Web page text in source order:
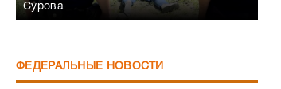
Сурова
ФЕДЕРАЛЬНЫЕ НОВОСТИ